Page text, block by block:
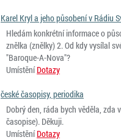
Karel Kryl a jeho působení v Rádiu
Hledám konkrétní informace o
znělka (znělky) 2. Od kdy vysílal
"Baroque-A-Nova"?
Umístění Dotazy
české časopisy, periodika
Dobrý den, ráda bych věděla,
časopise). Děkuji.
Umístění Dotazy